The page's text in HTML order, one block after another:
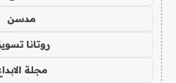
مدسن
روتانا
مجلة